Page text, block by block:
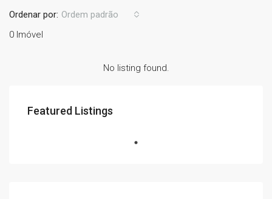
0 Imóvel
Ordenar por: Ordem padrão
No listing found.
Featured Listings